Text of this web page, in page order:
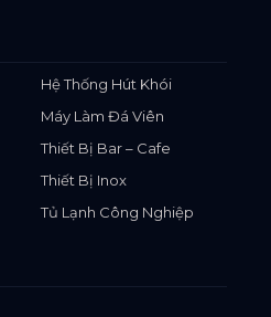
Hệ Thống Hút Khói
Máy Làm Đá Viên
Thiết Bị Bar – Cafe
Thiết Bị Inox
Tủ Lạnh Công Nghiệp